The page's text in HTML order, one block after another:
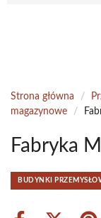
Strona główna /
magazynowe
/
Fabryka
BUDYNKI